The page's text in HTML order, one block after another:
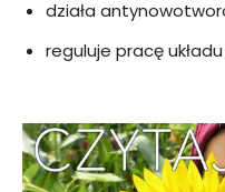
działa
reguluje pracę